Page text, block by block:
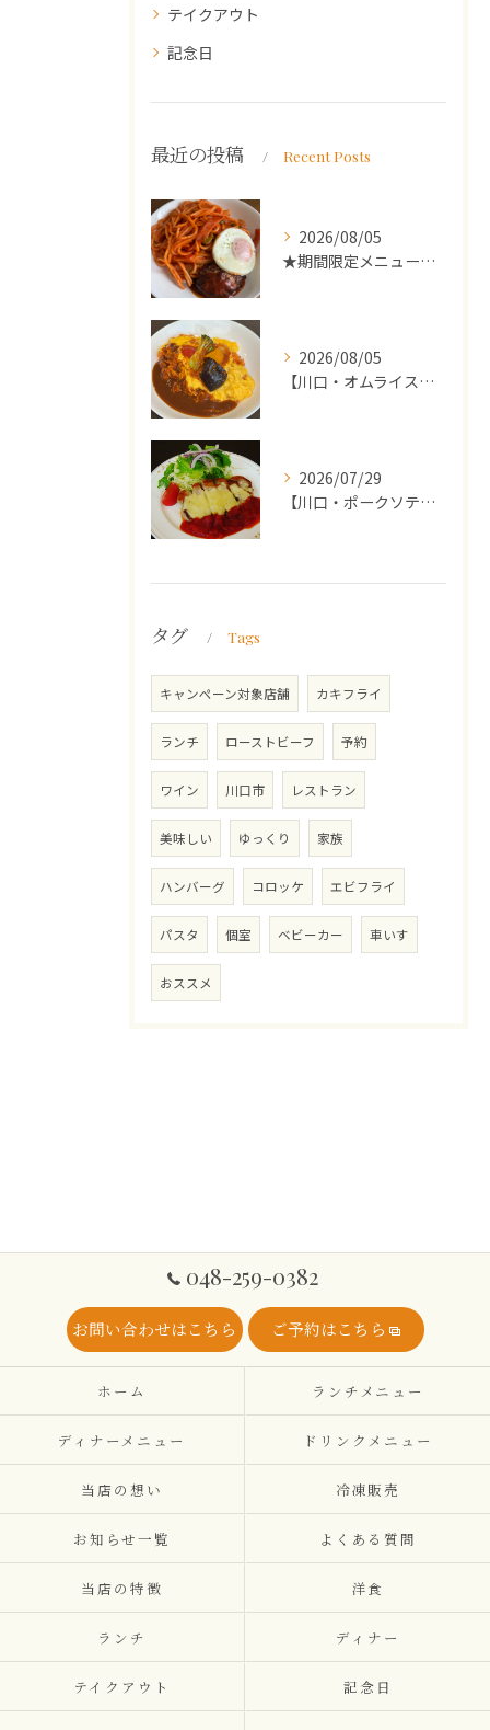
テイクアウト
記念日
最近の投稿 Recent Posts
2026/08/05
★期間限定メニューのご案内★
2026/08/05
【川口・オムライス】ランチ・ディナーにおススメの週替わりメニ...
2026/07/29
【川口・ポークソテー】ランチ・ディナーにおススメの週替わりメ...
タグ Tags
キャンペーン対象店舗 カキフライ
ランチ ローストビーフ 予約
ワイン 川口市 レストラン
美味しい ゆっくり 家族
ハンバーグ コロッケ エビフライ
パスタ 個室 ベビーカー 車いす
おススメ
048-259-0382
お問い合わせはこちら ご予約はこちら
ホーム ランチメニュー
ディナーメニュー ドリンクメニュー
当店の想い 冷凍販売
お知らせ一覧 よくある質問
当店の特徴 洋食
ランチ ディナー
テイクアウト 記念日